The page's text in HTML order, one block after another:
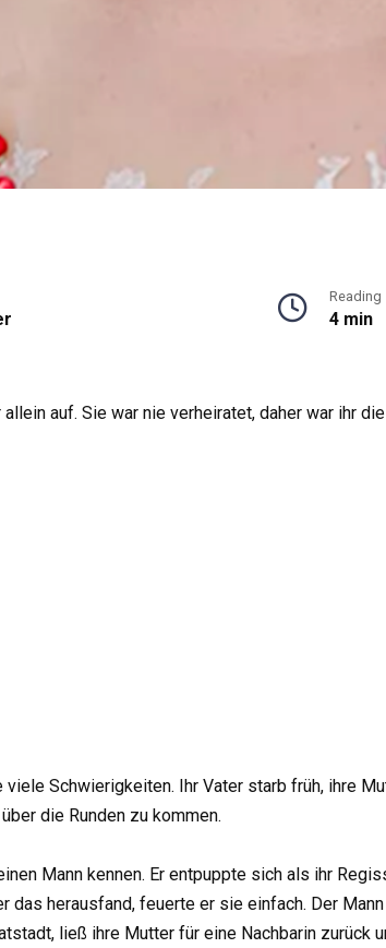
Reading
4 min
auf. Sie war nie verheiratet, daher war ihr
Schwierigkeiten. Ihr Vater starb früh, ihre
die Runden zu kommen.
Mann kennen. Er entpuppte sich als ihr
das herausfand, feuerte er sie einfach. Der
ließ ihre Mutter für eine Nachbarin zurück